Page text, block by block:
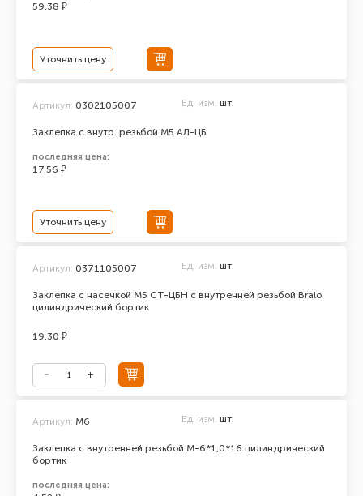
59.38 ₽
Уточнить цену
Заклепка с внутр. резьбой М5 АЛ-ЦБ
Артикул: 0302105007 Ед. изм. шт.
последняя цена:
17.56 ₽
Уточнить цену
Заклепка с насечкой М5 СТ-ЦБН с внутренней резьбой Bralo
цилиндрический бортик
Артикул: 0371105007 Ед. изм. шт.
19.30 ₽
Заклепка с внутренней резьбой М-6*1,0*16 цилиндрический
бортик
Артикул: М6 Ед. изм. шт.
последняя цена: